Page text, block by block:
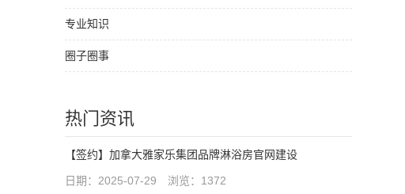
专业知识
圈子圈事
热门资讯
【签约】加拿大雅家乐集团品牌淋浴房官网建设
日期：2025-07-29 浏览：1372